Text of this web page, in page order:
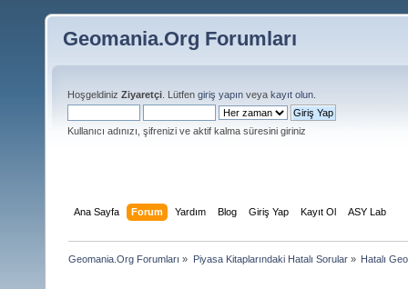
Geomania.Org Forumları
Hoşgeldiniz Ziyaretçi . Lütfen giriş yapın veya kayıt olun
Kullanıcı adınızı, şifrenizi ve aktif kalma süresini giriniz
Ana Sayfa Forum Yardım Blog Giriş Yap Kayıt Ol ASY Lab
Geomania.Org Forumları » Piyasa Kitaplarındaki Hatalı Sorular» Hatalı